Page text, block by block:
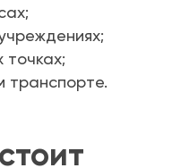
точках;
транспорте.